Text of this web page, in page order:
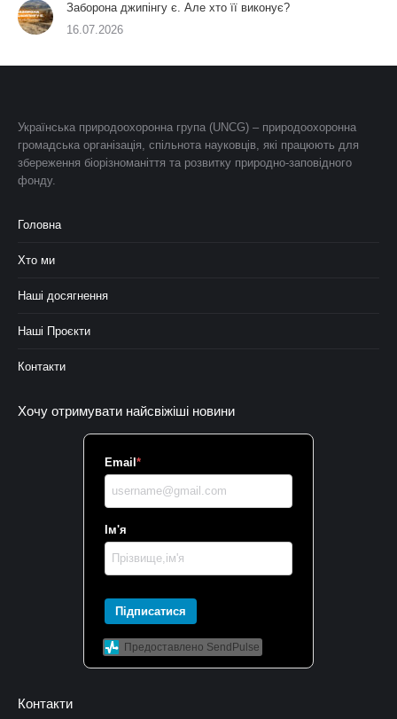
Заборона джипінгу є. Але хто її виконує?
16.07.2026
Українська природоохоронна група (UNCG) – природоохоронна
громадська організація, спільнота науковців, які працюють для
збереження біорізноманіття та розвитку природно-заповідного
фонду.
Головна
Хто ми
Наші досягнення
Наші Проєкти
Контакти
Хочу отримувати найсвіжіші новини
Email *
Ім'я
Підписатися
Предоставлено SendPulse
Контакти